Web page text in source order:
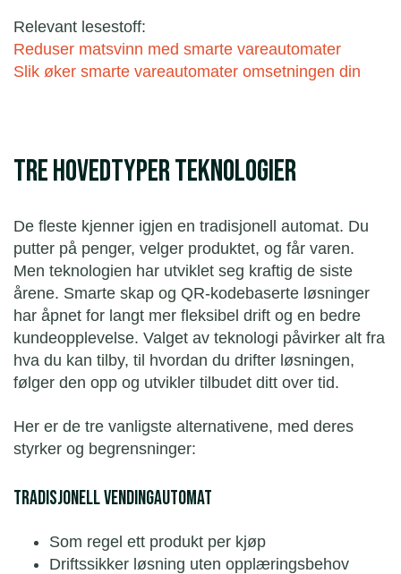
Relevant lesestoff:
Reduser matsvinn med smarte vareautomater
Slik øker smarte vareautomater omsetningen din
Tre hovedtyper teknologier
De fleste kjenner igjen en tradisjonell automat. Du
putter på penger, velger produktet, og får varen.
Men teknologien har utviklet seg kraftig de siste
årene. Smarte skap og QR-kodebaserte løsninger
har åpnet for langt mer fleksibel drift og en bedre
kundeopplevelse. Valget av teknologi påvirker alt fra
hva du kan tilby, til hvordan du drifter løsningen,
følger den opp og utvikler tilbudet ditt over tid.
Her er de tre vanligste alternativene, med deres
styrker og begrensninger:
Tradisjonell vendingautomat
Som regel ett produkt per kjøp
Driftssikker løsning uten opplæringsbehov